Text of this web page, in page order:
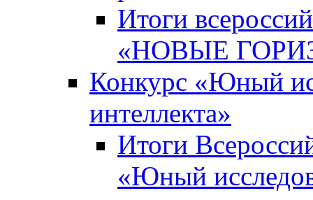
Итоги
«НОВЫЕ
Конкурс «Юный
интеллекта»
Итоги
«Юный